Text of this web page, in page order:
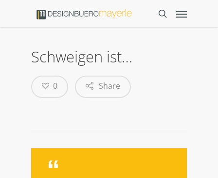
Schweigen ist…
Share
0